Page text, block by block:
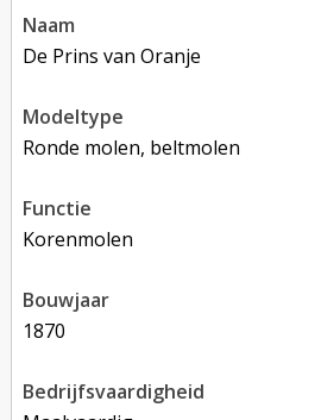
naam
De Prins van Oranje
modeltype
Ronde molen, beltmolen
functie
korenmolen
bouwjaar
1870
bedrijfsvaardigheid